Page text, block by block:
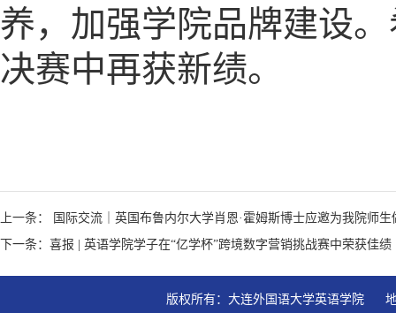
养，加强学院品牌建设
决赛中再获新绩。
上一条： 国际交流｜英国布鲁内尔大学肖恩·霍姆斯博士应邀为我院师
下一条：喜报 | 英语学院学子在“亿学杯”跨境数字营销挑战赛中荣获佳绩
版权所有：大连外国语大学英语学院